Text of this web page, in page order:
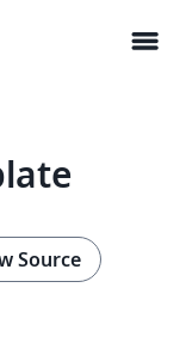
menu
Source